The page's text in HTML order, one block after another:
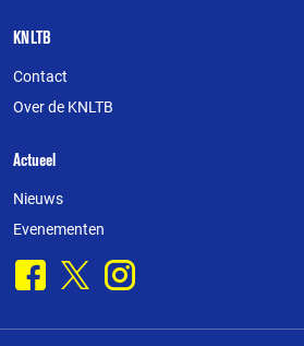
KNLTB
Contact
Over de KNLTB
Actueel
Nieuws
Evenementen
Facebook
X Instagram